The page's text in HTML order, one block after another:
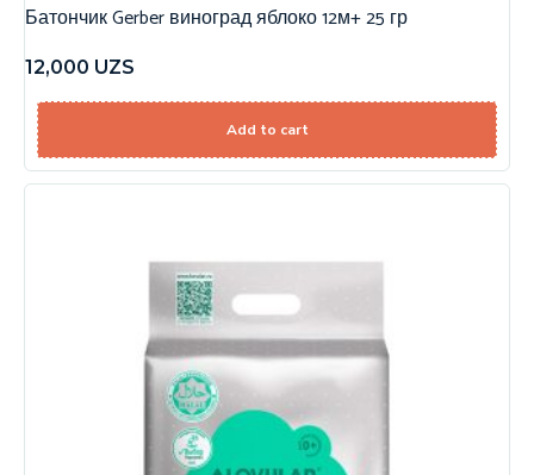
Батончик Gerber виноград яблоко 12м+ 25 гр
12,000 UZS
Add to cart